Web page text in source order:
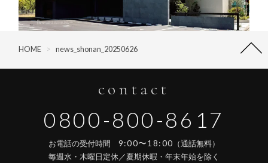
HOME > news_shonan_20250626
contact
0800-800-8617
お電話の受付時間 9:00〜18:00 （通話無料）
毎週水・木曜日定休／夏期休暇・年末年始を除く